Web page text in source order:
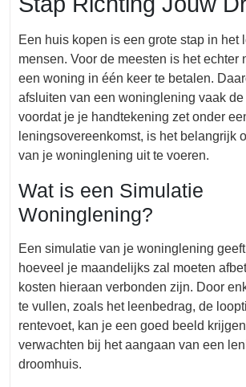
Een huis kopen is een grote stap in het
mensen. Voor de meesten is het echter
een woning in één keer te betalen.
afsluiten van een woninglening vaak
voordat je je handtekening zet onder
leningsovereenkomst, is het belangrijk
van je woninglening uit te voeren.
Wat is een Simulatie
Woninglening?
Een simulatie van je woninglening
hoeveel je maandelijks zal moeten
kosten hieraan verbonden zijn. Door
te vullen, zoals het leenbedrag, de
rentevoet, kan je een goed beeld
verwachten bij het aangaan van een
droomhuis.